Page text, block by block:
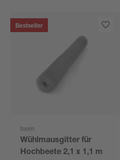
Bestseller
toom
Wühlmausgitter für
Hochbeete 2,1 x 1,1 m